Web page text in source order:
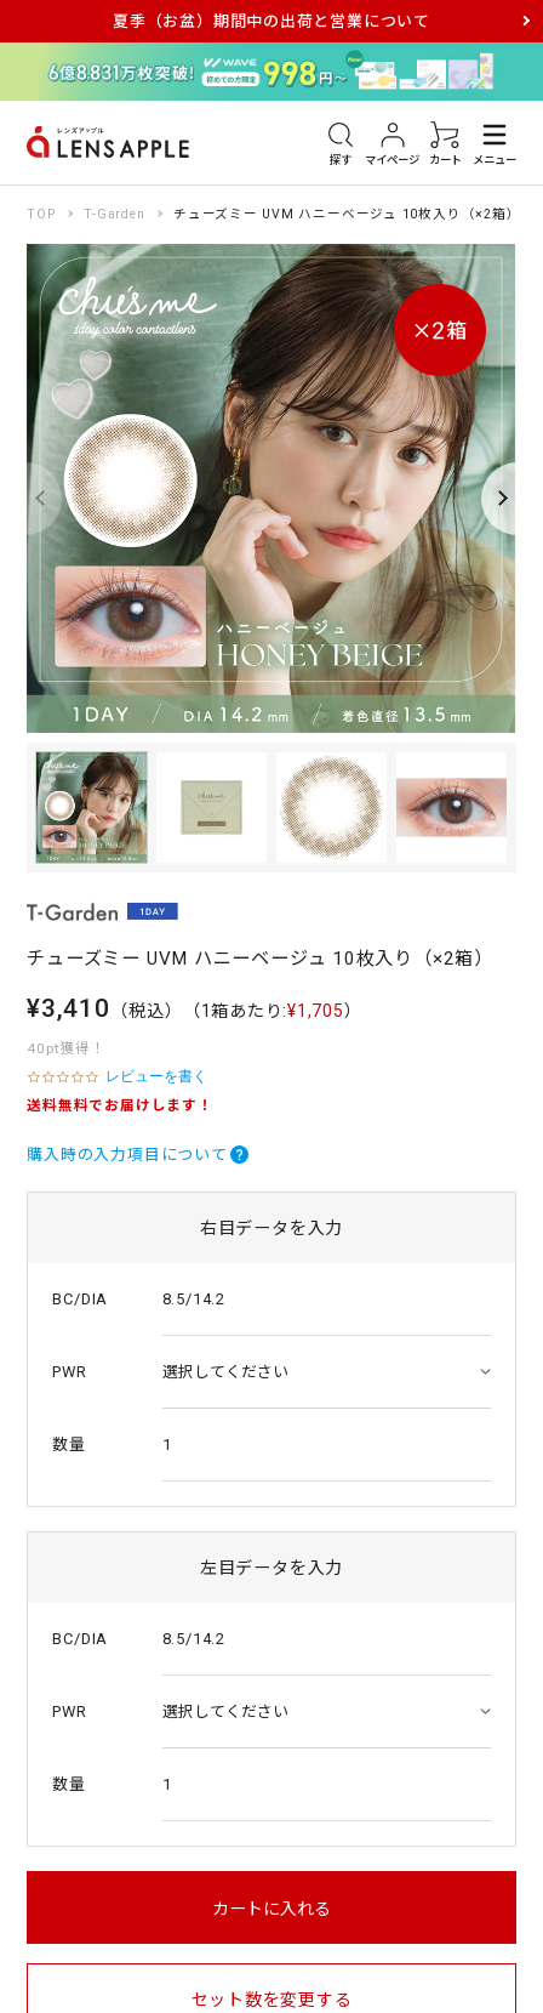
夏季（お盆）期間中の出荷と営業について
探す マイページ カート メニュー
アキュビュー メダリスト メガネ
TOP T-Garden チューズミー UVM ハニーベージュ 10枚入り（×2箱）
チューズミー UVM ハニーベージュ 10枚入り（×2箱）
¥3,410 （税込） （1箱あたり:¥1,705）
40pt獲得！
0
.
t
n
レビューを書く
送料無料でお届けします！
購入時の入力項目について
右目データを入力
BC/DIA 8.5/14.2
PWR
数量 1
左目データを入力
BC/DIA 8.5/14.2
PWR
数量 1
カートに入れる
セット数を変更する